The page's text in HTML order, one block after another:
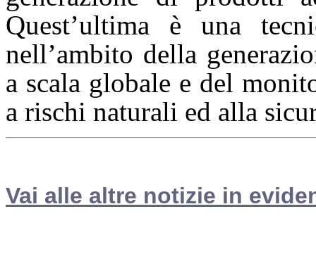
Quest’ultima è una
nell’ambito della
a scala globale e del
a rischi naturali ed alla
Vai alle altre notizie in